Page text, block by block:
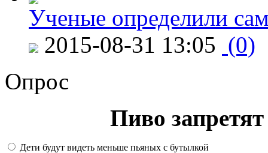
Ученые определили
2015-08-31 13:05 (0)
Опрос
Пиво
Дети будут видеть меньше пьяных с бутылкой